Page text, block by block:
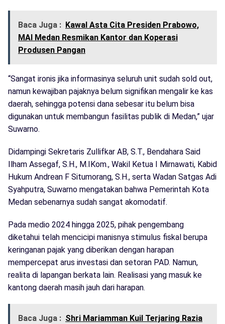
Baca Juga : Kawal Asta Cita Presiden Prabowo,
MAI Medan Resmikan Kantor dan Koperasi
Produsen Pangan
“Sangat ironis jika informasinya seluruh unit sudah sold out,
namun kewajiban pajaknya belum signifikan mengalir ke kas
daerah, sehingga potensi dana sebesar itu belum bisa
digunakan untuk membangun fasilitas publik di Medan,” ujar
Suwarno.
Didampingi Sekretaris Zullifkar AB, S.T., Bendahara Said
Ilham Assegaf, S.H., M.IKom., Wakil Ketua I Mirnawati, Kabid
Hukum Andrean F Situmorang, S.H., serta Wadan Satgas Adi
Syahputra, Suwarno mengatakan bahwa Pemerintah Kota
Medan sebenarnya sudah sangat akomodatif.
Pada medio 2024 hingga 2025, pihak pengembang
diketahui telah mencicipi manisnya stimulus fiskal berupa
keringanan pajak yang diberikan dengan harapan
mempercepat arus investasi dan setoran PAD. Namun,
realita di lapangan berkata lain. Realisasi yang masuk ke
kantong daerah masih jauh dari harapan.
Baca Juga : Shri Mariamman Kuil Terjaring Razia